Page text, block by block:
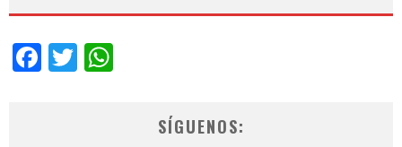
Facebook
Twitter
SÍGUENOS: